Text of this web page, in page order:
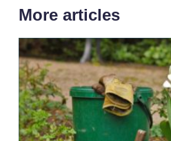
More articles